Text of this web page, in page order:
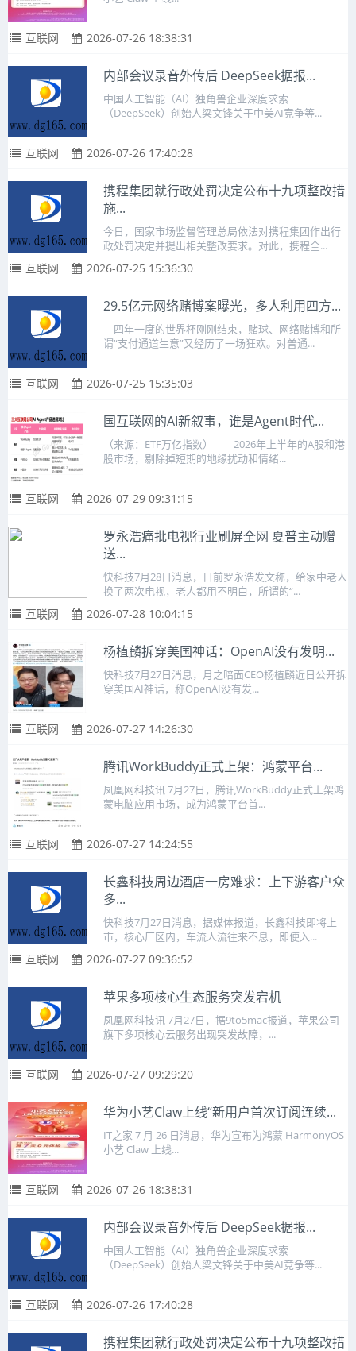
互联网 2026-07-26 18:38:31
内部会议录音外传后 DeepSeek据报...
中国人工智能（AI）独角兽企业深度求索
（DeepSeek）创始人梁文锋关于中美AI竞争等...
互联网 2026-07-26 17:40:28
携程集团就行政处罚决定公布十九项整改措
施...
今日，国家市场监督管理总局依法对携程集团作出行
政处罚决定并提出相关整改要求。对此，携程全...
互联网 2026-07-25 15:36:30
29.5亿元网络赌博案曝光，多人利用四方...
四年一度的世界杯刚刚结束，赌球、网络赌博和所
谓“支付通道生意”又经历了一场狂欢。对普通...
互联网 2026-07-25 15:35:03
国互联网的AI新叙事，谁是Agent时代...
（来源：ETF万亿指数） 2026年上半年的A股和港
股市场，剔除掉短期的地缘扰动和情绪...
互联网 2026-07-29 09:31:15
罗永浩痛批电视行业刷屏全网 夏普主动赠
送...
快科技7月28日消息，日前罗永浩发文称，给家中老人
换了两次电视，老人都用不明白，所谓的“...
互联网 2026-07-28 10:04:15
杨植麟拆穿美国神话：OpenAI没有发明...
快科技7月27日消息，月之暗面CEO杨植麟近日公开拆
穿美国AI神话，称OpenAI没有发...
互联网 2026-07-27 14:26:30
腾讯WorkBuddy正式上架：鸿蒙平台...
凤凰网科技讯 7月27日，腾讯WorkBuddy正式上架鸿
蒙电脑应用市场，成为鸿蒙平台首...
互联网 2026-07-27 14:24:55
长鑫科技周边酒店一房难求：上下游客户众
多...
快科技7月27日消息，据媒体报道，长鑫科技即将上
市，核心厂区内，车流人流往来不息，即便入...
互联网 2026-07-27 09:36:52
苹果多项核心生态服务突发宕机
凤凰网科技讯 7月27日，据9to5mac报道，苹果公司
旗下多项核心云服务出现突发故障，...
互联网 2026-07-27 09:29:20
华为小艺Claw上线“新用户首次订阅连续...
IT之家 7 月 26 日消息，华为宣布为鸿蒙 HarmonyOS
小艺 Claw 上线...
互联网 2026-07-26 18:38:31
内部会议录音外传后 DeepSeek据报...
中国人工智能（AI）独角兽企业深度求索
（DeepSeek）创始人梁文锋关于中美AI竞争等...
互联网 2026-07-26 17:40:28
携程集团就行政处罚决定公布十九项整改措